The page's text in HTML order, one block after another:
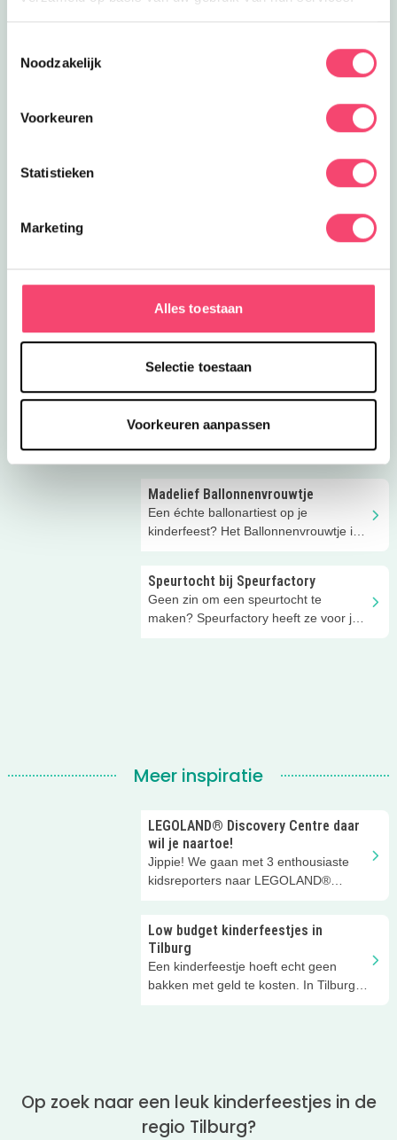
Noodzakelijk
Voorkeuren
Statistieken
Marketing
Alles toestaan
Selectie toestaan
Voorkeuren aanpassen
waar je onbeperkt allemaal
Neem je vriendjes mee en geef een
Ga op boulderavontuur bij klim- en
kinderfeestje; leren skateboarden of
een musicalster worden.
Geef een tof verjaardagsfeest op
Glittertattoo-kinderfeest
Trakteer elke kind op het feestje op
Madelief Ballonnenvrouwtje
Een échte ballonartiest op je
kinderfeest? Het Ballonnenvrouwtje is
Speurtocht bij Speurfactory
Geen zin om een speurtocht te
maken? Speurfactory heeft ze voor je
Meer inspiratie
LEGOLAND® Discovery Centre daar
wil je naartoe!
Jippie! We gaan met 3 enthousiaste
kidsreporters naar LEGOLAND®
Scheveningen waar die toffe giraffe
Gigi voor staat.... Wat een geweldig
kleurrijk LEGO® speelparadijs voor
kinderen!
Low budget kinderfeestjes in
Tilburg
Een kinderfeestje hoeft echt geen
bakken met geld te kosten. In Tilburg
rij.
Op zoek naar een leuk kinderfeestjes in de
regio Tilburg?